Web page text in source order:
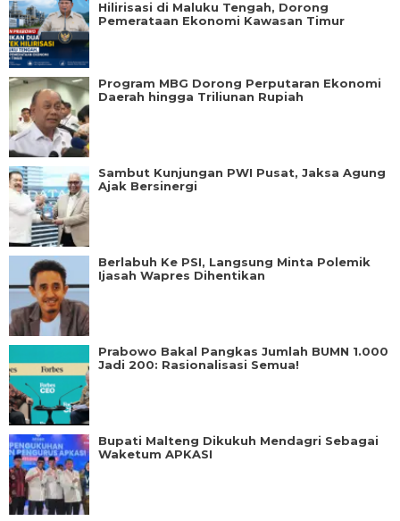
Hilirisasi di Maluku Tengah, Dorong
Pemerataan Ekonomi Kawasan Timur
Program MBG Dorong Perputaran Ekonomi
Daerah hingga Triliunan Rupiah
Sambut Kunjungan PWI Pusat, Jaksa Agung
Ajak Bersinergi
Berlabuh Ke PSI, Langsung Minta Polemik
Ijasah Wapres Dihentikan
Prabowo Bakal Pangkas Jumlah BUMN 1.000
Jadi 200: Rasionalisasi Semua!
Bupati Malteng Dikukuh Mendagri Sebagai
Waketum APKASI